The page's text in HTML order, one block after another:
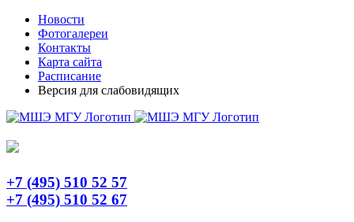
Skip
content
TelegramНовости
Фотогалереи
Контакты
Карта сайта
Расписание
Версия для слабовидящих
+7 (495) 510 52 57
+7 (495) 510 52 67